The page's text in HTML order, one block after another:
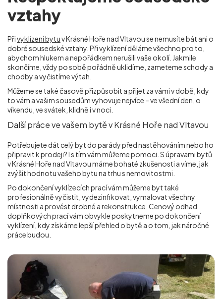
vztahy
Přivyklízení bytuv Krásné Hoře nad Vltavou se nemusíte bát ani o
dobré sousedské vztahy. Při vyklízení děláme všechno pro to,
abychom hlukem a nepořádkem nerušili vaše okolí. Jakmile
skončíme, vždy po sobě pořádně uklidíme, zameteme schody a
chodby a vyčistíme výtah.
Můžeme se také časově přizpůsobit a přijet za vámi v době, kdy
to vám a vašim sousedům vyhovuje nejvíce – ve všední den, o
víkendu, ve svátek, klidně i v noci.
Další práce ve vašem bytě v Krásné Hoře nad Vltavou
Potřebujete dát celý byt do parády před nastěhováním nebo ho
připravit k prodeji? I s tím vám můžeme pomoci. S úpravami bytů
v Krásné Hoře nad Vltavou máme bohaté zkušenosti a víme, jak
zvýšit hodnotu vašeho bytu na trhu s nemovitostmi.
Po dokončení vyklízecích prací vám můžeme byt také
profesionálně vyčistit, vydezinfikovat, vymalovat všechny
místnosti a provést drobné a rekonstrukce. Cenový odhad
doplňkových prací vám obvykle poskytneme po dokončení
vyklízení, kdy získáme lepší přehled o bytě a o tom, jak náročné
práce budou.